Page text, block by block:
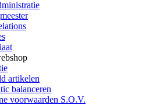
artikelen
balanceren
voorwaarden S.O.V.